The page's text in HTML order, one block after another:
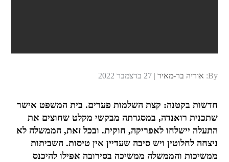
By: אוריה בר-מאיר
Posted
27 בדצמבר 2022
חדשות בקטנה: קצת השלמות פערים. בית המשפט אישר
שתכנית רואנדה, במסגרתה מבקשי מקלט שחוצים את
התעלה יישלחו לאפריקה, חוקית. ובכל זאת, הממשלה לא
ניצחה לחלוטין ויש סיבה שעדיין אין טיסות. השביתות
ממשיכות והממשלה ממשיכה בסירובה אפילו להיכנס